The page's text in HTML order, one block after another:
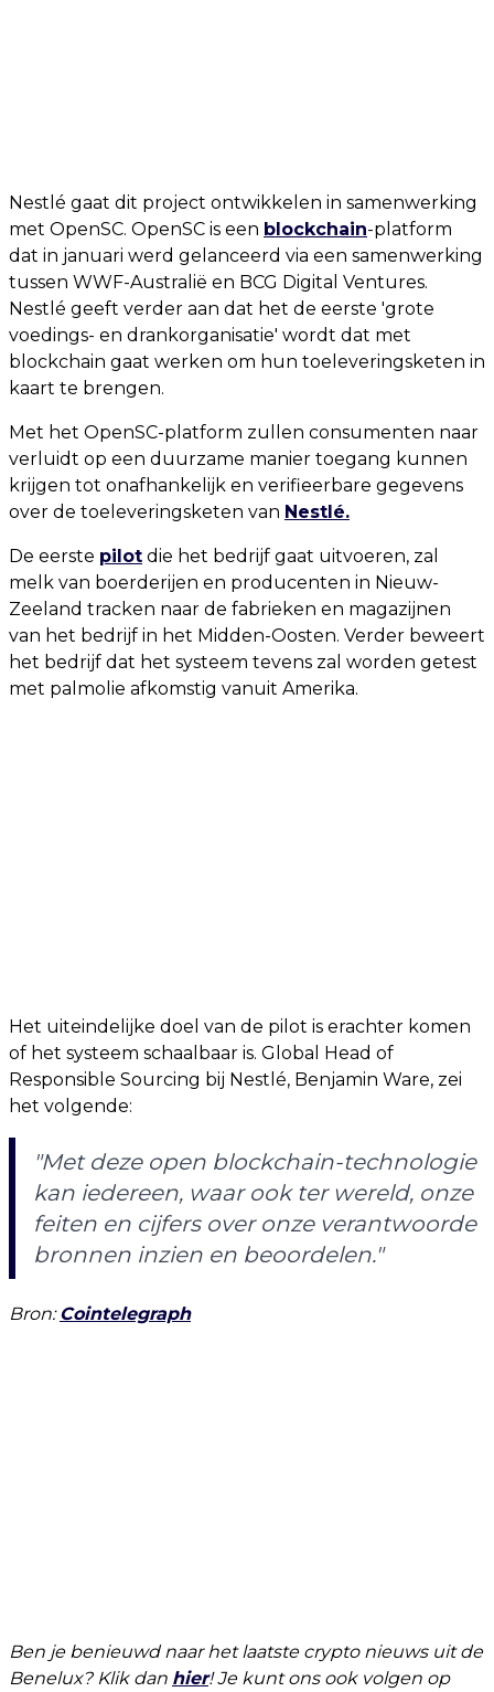
Nestlé gaat dit project ontwikkelen in samenwerking
met OpenSC. OpenSC is een blockchain-platform
dat in januari werd gelanceerd via een samenwerking
tussen WWF-Australië en BCG Digital Ventures.
Nestlé geeft verder aan dat het de eerste 'grote
voedings- en drankorganisatie' wordt dat met
blockchain gaat werken om hun toeleveringsketen in
kaart te brengen.
Met het OpenSC-platform zullen consumenten naar
verluidt op een duurzame manier toegang kunnen
krijgen tot onafhankelijk en verifieerbare gegevens
over de toeleveringsketen van Nestlé.
De eerste pilot die het bedrijf gaat uitvoeren, zal
melk van boerderijen en producenten in Nieuw-
Zeeland tracken naar de fabrieken en magazijnen
van het bedrijf in het Midden-Oosten. Verder beweert
het bedrijf dat het systeem tevens zal worden getest
met palmolie afkomstig vanuit Amerika.
Het uiteindelijke doel van de pilot is erachter komen
of het systeem schaalbaar is. Global Head of
Responsible Sourcing bij Nestlé, Benjamin Ware, zei
het volgende:
"Met deze open blockchain-technologie
kan iedereen, waar ook ter wereld, onze
feiten en cijfers over onze verantwoorde
bronnen inzien en beoordelen."
Bron:Cointelegraph
Ben je benieuwd naar het laatste crypto nieuws uit de
Benelux? Klik dan hier! Je kunt ons ook volgen op